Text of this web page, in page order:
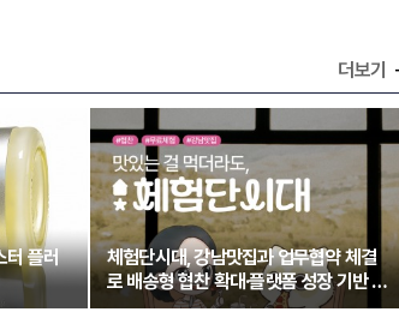
더보기
터 플러
체험단시대, 강남맛집과 업무협약 체결
로 배송형 협찬 확대·플랫폼 성장 기반 강
화